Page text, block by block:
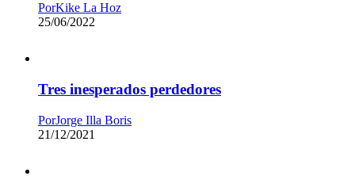
PorKike La Hoz
25/06/2022
Tres inesperados perdedores
PorJorge Illa Boris
21/12/2021